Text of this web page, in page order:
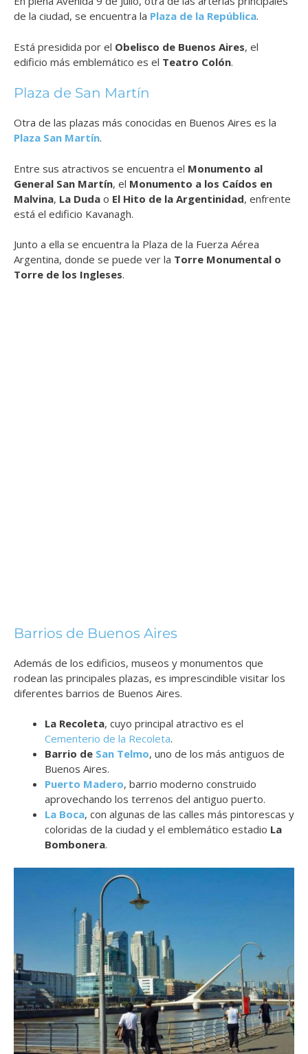
de la ciudad, se encuentra la Plaza de la República.
Está presidida por el Obelisco de Buenos Aires, el
edificio más emblemático es el Teatro Colón.
Plaza de San Martín
Otra de las plazas más conocidas en Buenos Aires es la
Plaza San Martín.
Entre sus atractivos se encuentra el Monumento al
General San Martín, el Monumento a los Caídos en
Malvina, La Duda o El Hito de la Argentinidad, enfrente
está el edificio Kavanagh.
Junto a ella se encuentra la Plaza de la Fuerza Aérea
Argentina, donde se puede ver la Torre Monumental o
Torre de los Ingleses.
Barrios de Buenos Aires
Además de los edificios, museos y monumentos que
rodean las principales plazas, es imprescindible visitar los
diferentes barrios de Buenos Aires.
La Recoleta, cuyo principal atractivo es el
Cementerio de la Recoleta.
Barrio de San Telmo, uno de los más antiguos de
Buenos Aires.
Puerto Madero, barrio moderno construido
aprovechando los terrenos del antiguo puerto.
La Boca, con algunas de las calles más pintorescas y
coloridas de la ciudad y el emblemático estadio La
Bombonera.